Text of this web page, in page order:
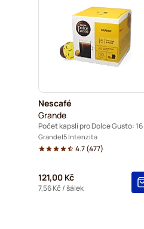
Nescafé
Grande
Počet kapslí pro Dolce Gusto: 16
Grande 5 Intenzita
4.7(477)
121,00 Kč
7,56 Kč / šálek